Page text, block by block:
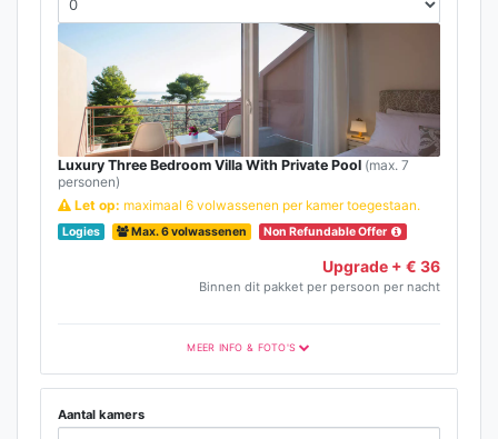
Luxury Three Bedroom Villa With Private Pool (max. 7
personen)
Let op: maximaal 6 volwassenen per kamer toegestaan.
Logies Max. 6 volwassenen Non Refundable Offer
Upgrade + € 36
Binnen dit pakket per persoon per nacht
MEER INFO & FOTO'S
Aantal kamers